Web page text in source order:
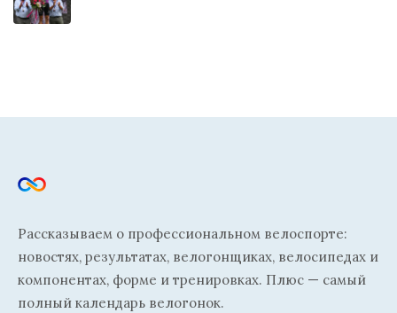
Рассказываем о профессиональном велоспорте:
новостях, результатах, велогонщиках, велосипедах и
компонентах, форме и тренировках. Плюс — самый
полный календарь велогонок.